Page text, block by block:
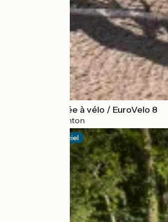
La Méditerranée à vélo / EuroVelo 8
Le Perthus > Menton
Itinéraire officiel